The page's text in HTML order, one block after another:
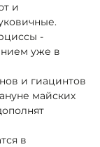
и
-
уже в
и гиацинтов
майских
в